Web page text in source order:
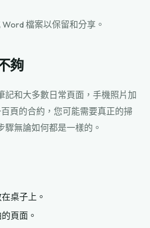
檔案以保留和分享。
夠
記和大多數日常頁面，手機照片加
百頁的合約，您可能需要真正的掃
無論如何都是一樣的。
桌子上。
頁面。